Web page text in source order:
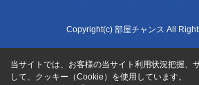
Copyright(c) 部屋チャンス All
当サイトでは、お客様の当サイト利用状況把握、
して、クッキー（Cookie）を使用しています。